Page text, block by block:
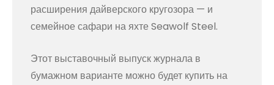
расширения дайверского кругозора — и
семейное сафари на яхте Seawolf Steel.
Этот выставочный выпуск журнала в
бумажном варианте можно будет купить на